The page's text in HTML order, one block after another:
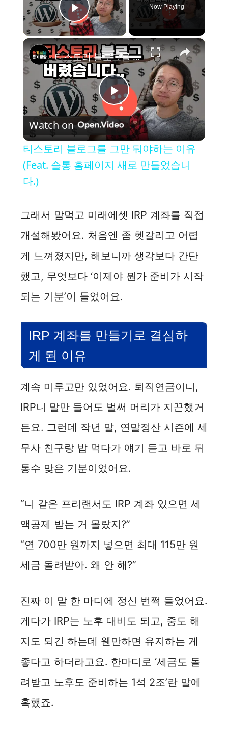
Play Video
Now Playing
×
P
l
a
V
i
d
e
티스토리 블로그를 그만 둬야하는 이유 (Feat. 슬통 홈페이지 새로 만들었습니다.)
Watch on
티스토리 블로그를 그만 둬야하는 이유
(Feat. 슬통 홈페이지 새로 만들었습니
다.)
그래서 맘먹고 미래에셋 IRP 계좌를 직접
개설해봤어요. 처음엔 좀 헷갈리고 어렵
게 느껴졌지만, 해보니까 생각보다 간단
했고, 무엇보다 ‘이제야 뭔가 준비가 시작
되는 기분’이 들었어요.
IRP 계좌를 만들기로 결심하
게 된 이유
계속 미루고만 있었어요. 퇴직연금이니,
IRP니 말만 들어도 벌써 머리가 지끈했거
든요. 그런데 작년 말, 연말정산 시즌에 세
무사 친구랑 밥 먹다가 얘기 듣고 바로 뒤
통수 맞은 기분이었어요.
“니 같은 프리랜서도 IRP 계좌 있으면 세
액공제 받는 거 몰랐지?”
“연 700만 원까지 넣으면 최대 115만 원
세금 돌려받아. 왜 안 해?”
진짜 이 말 한 마디에 정신 번쩍 들었어요.
게다가 IRP는 노후 대비도 되고, 중도 해
지도 되긴 하는데 웬만하면 유지하는 게
좋다고 하더라고요. 한마디로 ‘세금도 돌
려받고 노후도 준비하는 1석 2조’란 말에
혹했죠.